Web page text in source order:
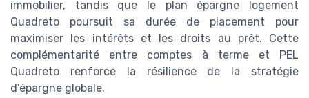
immobilier, tandis que le plan épargne logement
Quadreto poursuit sa durée de placement pour
maximiser les intérêts et les droits au prêt. Cette
complémentarité entre comptes à terme et PEL
Quadreto renforce la résilience de la stratégie
d’épargne globale.